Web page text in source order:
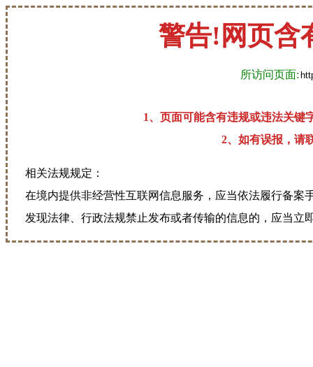
警告!网页含
所访问页面:
1、页面可能含有违规或违法关键
2、如有误报，请
相关法规规定：
在境内提供非经营性互联网信息服务，应当依法履行备案
发现法律、行政法规禁止发布或者传输的信息的，应当